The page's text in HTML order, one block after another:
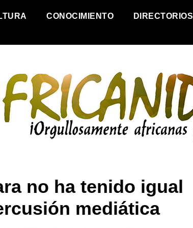
CONOCIMIENTO DIRECTORIOS
no ha tenido igual
mediática